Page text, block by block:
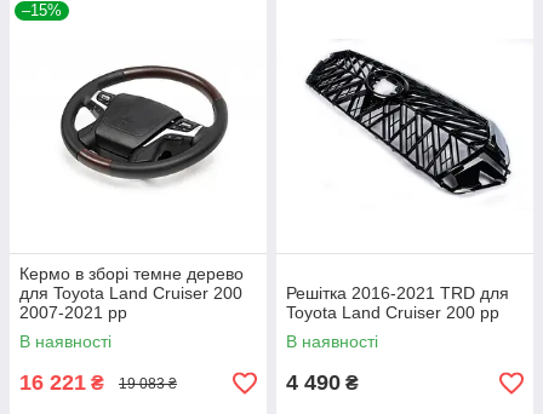
–15%
Кермо в зборі темне дерево
для Toyota Land Cruiser 200
2007-2021 рр
В наявності
16 221 ₴ 19 083 ₴
Решітка 2016-2021 TRD для
Toyota Land Cruiser 200 рр
В наявності
4 490 ₴